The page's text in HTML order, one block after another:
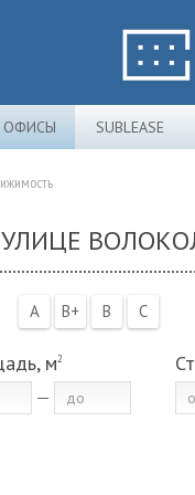
ОФИСЫ SUBLEASE
A B+ B C
м2